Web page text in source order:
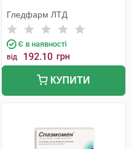
Гледфарм ЛТД
Є в наявності
від 192.10 грн
КУПИТИ